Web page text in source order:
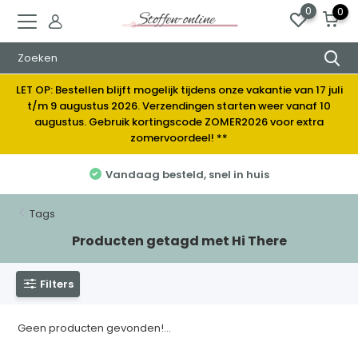
0 0
LET OP: Bestellen blijft mogelijk tijdens onze vakantie van 17 juli
t/m 9 augustus 2026. Verzendingen starten weer vanaf 10
augustus. Gebruik kortingscode ZOMER2026 voor extra
zomervoordeel! **
Vandaag besteld, snel in huis
Tags
Producten getagd met Hi There
Filters
Geen producten gevonden!...